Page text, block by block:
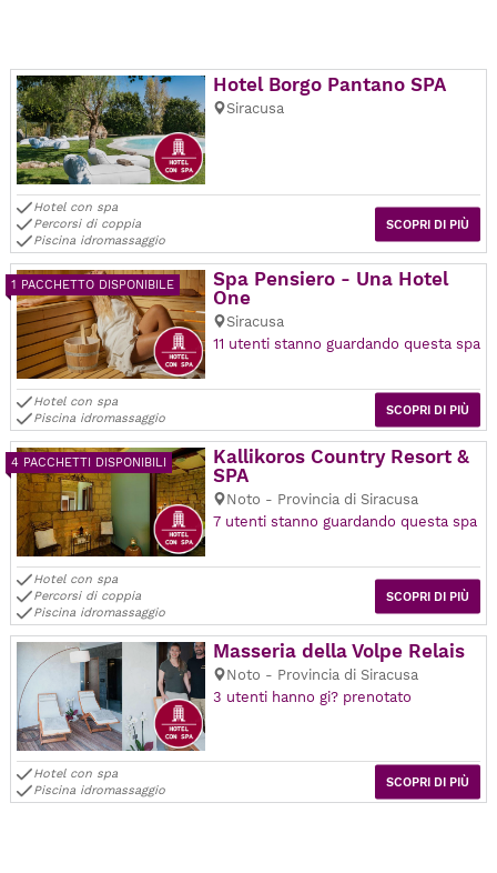
Hotel Borgo Pantano SPA
Siracusa
SCOPRI DI PIÙ
Hotel con spa
Percorsi di coppia
Piscina idromassaggio
1 PACCHETTO DISPONIBILE
Spa Pensiero - Una Hotel
One
Siracusa
11 utenti stanno guardando questa spa
SCOPRI DI PIÙ
Hotel con spa
Piscina idromassaggio
4 PACCHETTI DISPONIBILI
Kallikoros Country Resort &
SPA
Noto - Provincia di Siracusa
7 utenti stanno guardando questa spa
SCOPRI DI PIÙ
Hotel con spa
Percorsi di coppia
Piscina idromassaggio
Masseria della Volpe Relais
Noto - Provincia di Siracusa
3 utenti hanno gi? prenotato
SCOPRI DI PIÙ
Hotel con spa
Piscina idromassaggio